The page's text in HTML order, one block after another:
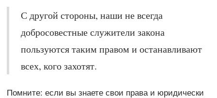
С другой стороны, наши не всегда
добросовестные служители закона
пользуются таким правом и останавливают
всех, кого захотят.
Помните: если вы знаете свои права и юридически